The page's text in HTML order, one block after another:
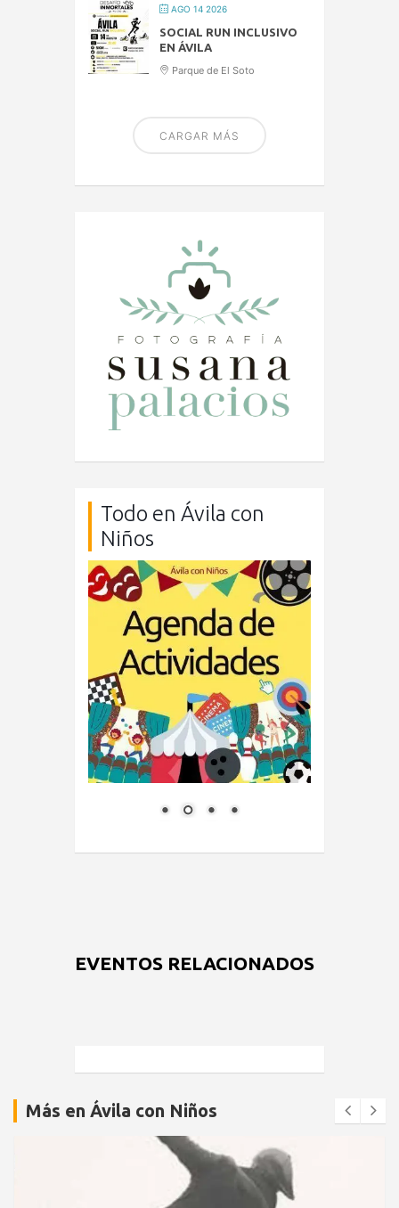
AGO 14 2026
SOCIAL RUN INCLUSIVO
EN ÁVILA
Parque de El Soto
CARGAR MÁS
Todo en Ávila con
Niños
EVENTOS RELACIONADOS
Más en Ávila con Niños